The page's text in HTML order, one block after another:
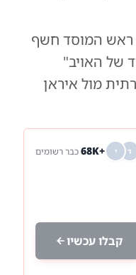
ראש המוסד חשף
של האויב"
מול איראן
ד י +68K כבר רשומים
קבלו עכשיו